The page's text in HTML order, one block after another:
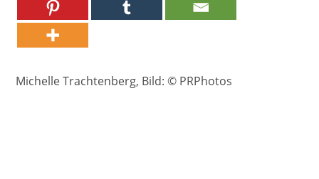
Michelle Trachtenberg, Bild: © PRPhotos